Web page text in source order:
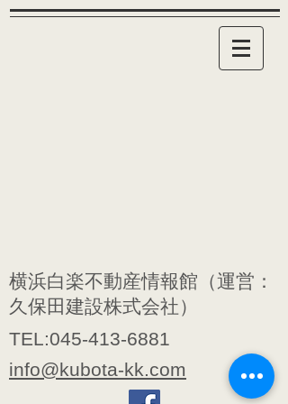
横浜白楽不動産情報館（運営：
久保田建設株式会社）
TEL:045-413-6881
info@kubota-kk.com